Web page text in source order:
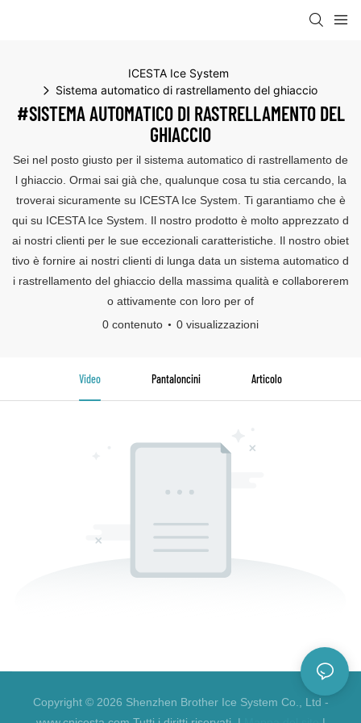
ICESTA Ice System
Sistema automatico di rastrellamento del ghiaccio
#SISTEMA AUTOMATICO DI RASTRELLAMENTO DEL
GHIACCIO
Sei nel posto giusto per il sistema automatico di rastrellamento de
l ghiaccio. Ormai sai già che, qualunque cosa tu stia cercando, la
troverai sicuramente su ICESTA Ice System. Ti garantiamo che è
qui su ICESTA Ice System. Il nostro prodotto è molto apprezzato d
ai nostri clienti per le sue eccezionali caratteristiche. Il nostro obiet
tivo è fornire ai nostri clienti di lunga data un sistema automatico d
i rastrellamento del ghiaccio della massima qualità e collaborerem
o attivamente con loro per of
0 contenuto
0 visualizzazioni
Video Pantaloncini Articolo
Copyright © 2026 Shenzhen Brother Ice System Co., Ltd -